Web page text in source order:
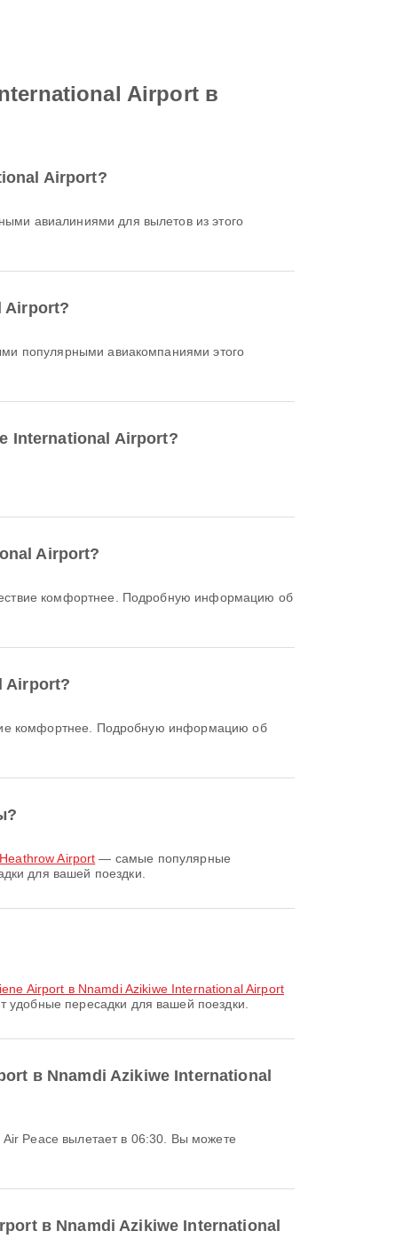
Airport в
Airport?
авиалиниями для вылетов из этого
Airport?
популярными авиакомпаниями этого
International Airport?
Airport?
Airport?
Airport — самые популярные
для вашей поездки.
Airport в Nnamdi Azikiwe International Airport
пересадки для вашей поездки.
в Nnamdi Azikiwe International
в Nnamdi Azikiwe International